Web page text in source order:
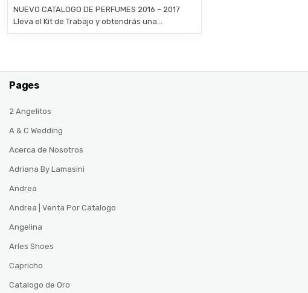
NUEVO CATALOGO DE PERFUMES 2016 – 2017
Lleva el Kit de Trabajo y obtendrás una…
Pages
2 Angelitos
A & C Wedding
Acerca de Nosotros
Adriana By Lamasini
Andrea
Andrea | Venta Por Catalogo
Angelina
Arles Shoes
Capricho
Catalogo de Oro